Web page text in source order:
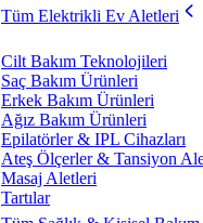
Tüm Elektrikli Ev Aletleri
Cilt Bakım Teknolojileri
Saç Bakım Ürünleri
Erkek Bakım Ürünleri
Ağız Bakım Ürünleri
Epilatörler & IPL Cihazları
Ateş Ölçerler & Tansiyon
Masaj Aletleri
Tartılar